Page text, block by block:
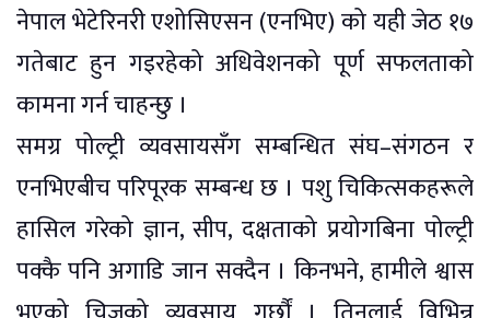
नेपाल भेटेरिनरी एशोसिएसन (एनभिए) को यही जेठ १७
गतेबाट हुन गइरहेको अधिवेशनको पूर्ण सफलताको
कामना गर्न चाहन्छु ।
समग्र पोल्ट्री व्यवसायसँग सम्बन्धित संघ–संगठन र
एनभिएबीच परिपूरक सम्बन्ध छ । पशु चिकित्सकहरूले
हासिल गरेको ज्ञान, सीप, दक्षताको प्रयोगबिना पोल्ट्री
पक्कै पनि अगाडि जान सक्दैन । किनभने, हामीले श्वास